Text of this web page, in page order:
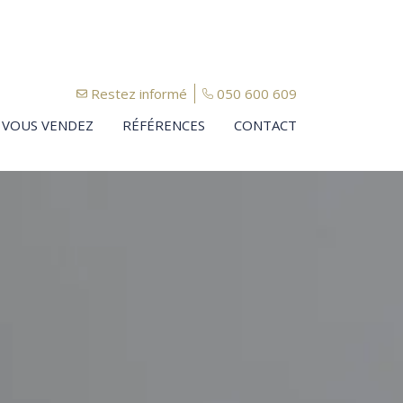
Restez informé
050 600 609
VOUS VENDEZ
RÉFÉRENCES CONTACT